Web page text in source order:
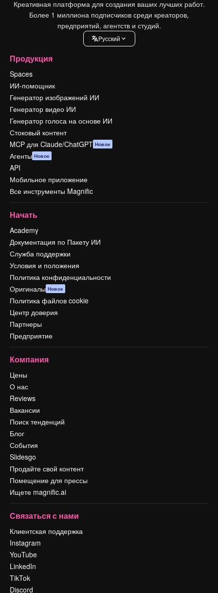
Креативная платформа для создания ваших лучших работ.
Более 1 миллиона подписчиков среди креаторов,
предприятий, агентств и студий.
Pусский
Продукция
Spaces
ИИ-помощник
Генератор изображений ИИ
Генератор видео ИИ
Генератор голоса на основе ИИ
Стоковый контент
MCP для Claude/ChatGPT Новое
Агенты Новое
API
Мобильное приложение
Все инструменты Magnific
Начать
Academy
Документация по Пакету ИИ
Служба поддержки
Условия и положения
Политика конфиденциальности
Оригиналы Новое
Политика файлов cookie
Центр доверия
Партнеры
Предприятие
Компания
Цены
О нас
Reviews
Вакансии
Поиск тенденций
Блог
События
Slidesgo
Продайте свой контент
Помещение для прессы
Ищете magnific.ai
Связаться с нами
Клиентская поддержка
Instagram
YouTube
LinkedIn
TikTok
Discord